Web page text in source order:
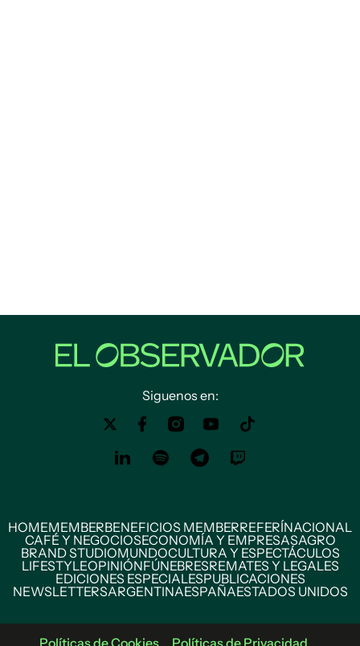
Siguenos en:
HOMEMEMBERBENEFICIOS MEMBERREFERÍNACIONAL
CAFÉ Y NEGOCIOSECONOMÍA Y EMPRESASAGRO
BRAND STUDIOMUNDOCULTURA Y ESPECTÁCULOS
LIFESTYLEOPINIÓNFÚNEBRESREMATES Y LEGALES
EDICIONES ESPECIALESPUBLICACIONES
NEWSLETTERSARGENTINAESPAÑAESTADOS UNIDOS
Políticas de Cookies Políticas de Privacidad